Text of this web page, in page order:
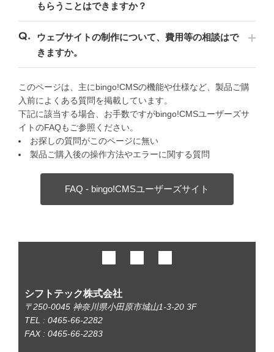
もらうことはできますか？
ウェブサイトの制作について、費用等の相談はで
きますか。
このページは、主にbingo!CMSの機能や仕様など、製品ご購
入前によくある質問を掲載しています。
下記に該当する場合、お手数ですがbingo!CMSユーザーズサ
イトのFAQもご参照ください。
お探しの質問がこのページに無い
製品ご購入後の操作方法やエラーに関する質問
FAQ - bingo!CMSユーザーズサイト
シフトテック株式会社
〒250-0045 神奈川県小田原市城山1-3-20 3F
TEL : 0465-66-2282
FAX : 0465-66-2283